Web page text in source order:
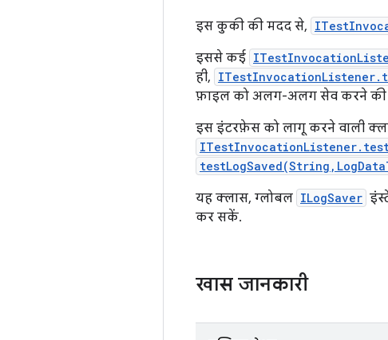
इस कुकी की मदद से,
इससे कई
ही,
फ़ाइल को अलग-अलग सेव करने की
इस इंटरफ़ेस को लागू करने वाली
यह क्लास, ग्लोबल ILogSaver
कर सकें.
खास जानकारी